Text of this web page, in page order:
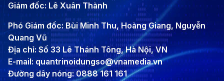
Giám đốc: Lê Xuân Thành
Phó Giám đốc: Bùi Minh Thu, Hoàng Giang, Nguyễn
Quang Vũ
Địa chỉ: Số 33 Lê Thánh Tông, Hà Nội, VN
E-mail: quantrinoidungso@vnamedia.vn
Đường dây nóng: 0888 161 161